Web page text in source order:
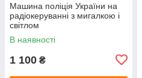
Машина поліція України на
радіокеруванні з мигалкою і
світлом
В наявності
1 100 ₴